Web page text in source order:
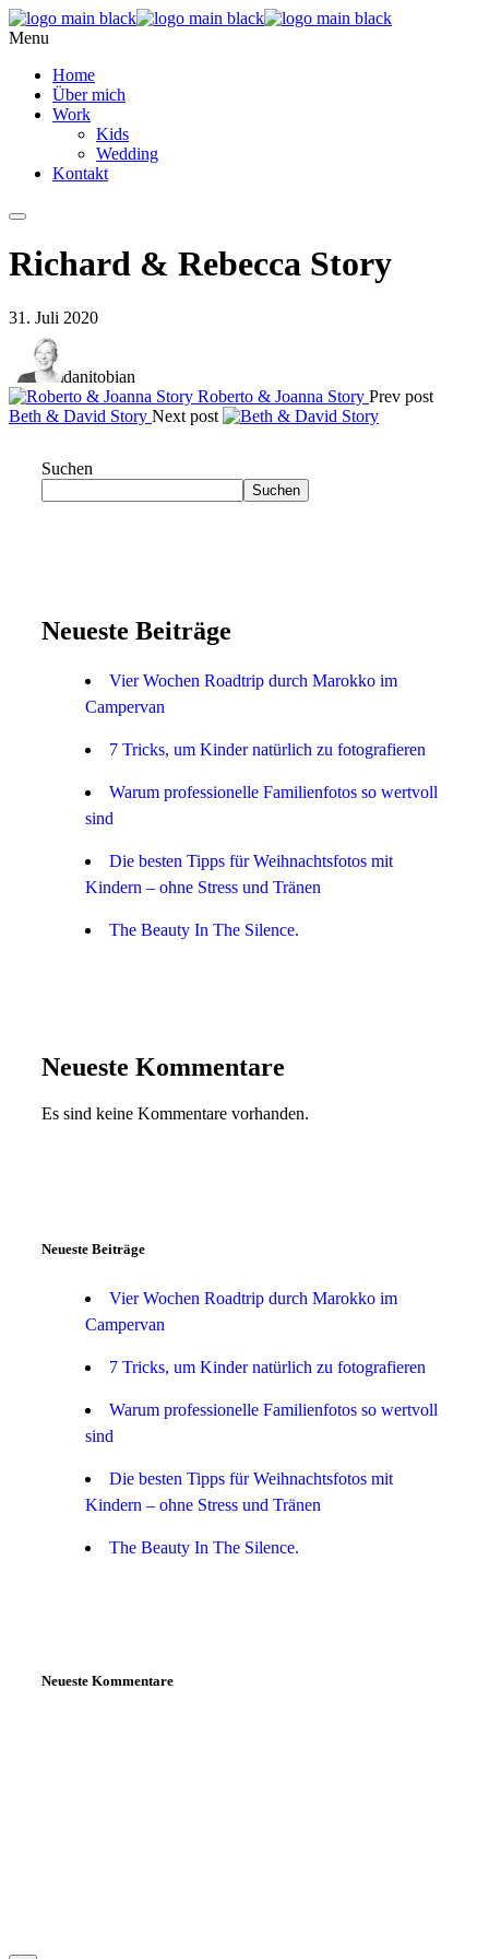
Menu
Home
Über mich
Work
Kids
Wedding
Kontakt
Richard & Rebecca Story
31. Juli 2020
danitobian
Roberto & Joanna Story Prev post
Beth & David Story Next post
Suchen
Suchen
Neueste Beiträge
Vier Wochen Roadtrip durch Marokko im
Campervan
7 Tricks, um Kinder natürlich zu fotografieren
Warum professionelle Familienfotos so wertvoll
sind
Die besten Tipps für Weihnachtsfotos mit
Kindern – ohne Stress und Tränen
The Beauty In The Silence.
Neueste Kommentare
Es sind keine Kommentare vorhanden.
Neueste Beiträge
Vier Wochen Roadtrip durch Marokko im
Campervan
7 Tricks, um Kinder natürlich zu fotografieren
Warum professionelle Familienfotos so wertvoll
sind
Die besten Tipps für Weihnachtsfotos mit
Kindern – ohne Stress und Tränen
The Beauty In The Silence.
Neueste Kommentare